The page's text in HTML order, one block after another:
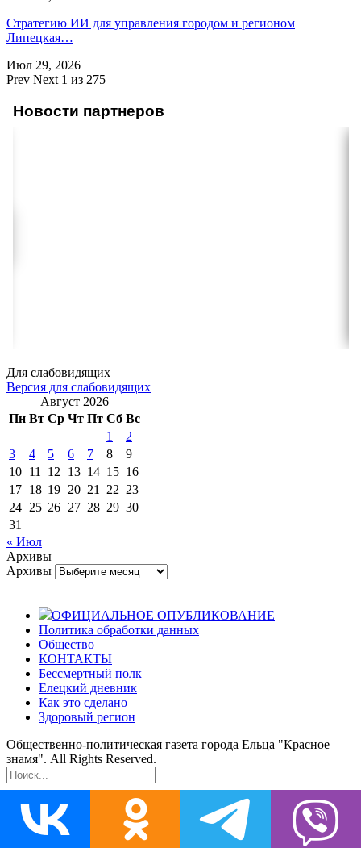
Стратегию ИИ для управления городом и регионом
Липецкая…
Июл 29, 2026
Prev Next 1 из 275
Новости партнеров
Для слабовидящих
Версия для слабовидящих
Август 2026
Пн Вт Ср Чт Пт Сб Вс
1
2
3
4 5 6 7 8
9
10 11 12 13 14 15 16
17 18 19 20 21 22 23
24 25 26 27 28 29 30
31
« Июл
Архивы
Архивы
ОФИЦИАЛЬНОЕ ОПУБЛИКОВАНИЕ
Политика обработки данных
Общество
КОНТАКТЫ
Бессмертный полк
Елецкий дневник
Как это сделано
Здоровый регион
Общественно-политическая газета города Ельца "Красное
знамя". All Rights Reserved.